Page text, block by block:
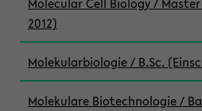
2012)
Molekularbiologie / B.Sc.
Molekulare Biotechnologie /